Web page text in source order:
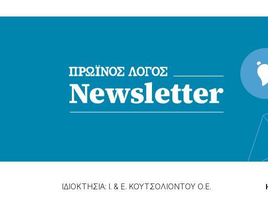
ΙΔΙΟΚΤΗΣΙΑ: Ι. & Ε. ΚΟΥΤΣΟΛΙΟΝΤΟΥ Ο.Ε.